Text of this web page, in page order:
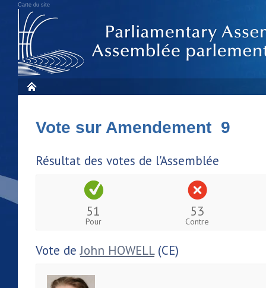
Carte du site
Vote sur Amendement 9
Résultat des votes de l'Assemblée
51
Pour
53
Contre
Vote deJohn HOWELL(CE)